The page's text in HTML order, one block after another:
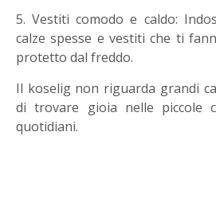
5. Vestiti comodo e caldo:
calze spesse e vestiti che ti
protetto dal freddo.
Il koselig non riguarda grandi
di trovare gioia nelle piccole
quotidiani.